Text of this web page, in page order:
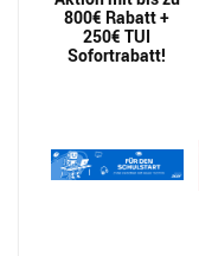
800€ Rabatt +
250€ TUI
Sofortrabatt!